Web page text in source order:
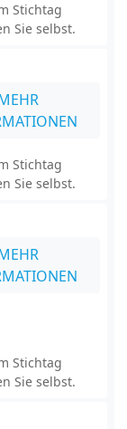
Stichtag
Sie selbst.
Stichtag
Sie selbst.
Stichtag
Sie selbst.